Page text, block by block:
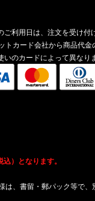
利用日は、注文を受け付
トカード会社から商品代金
のカードによって異なり
）となります。
は、書留・郵パック等で